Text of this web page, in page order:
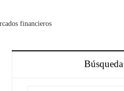
financieros
Búsqueda